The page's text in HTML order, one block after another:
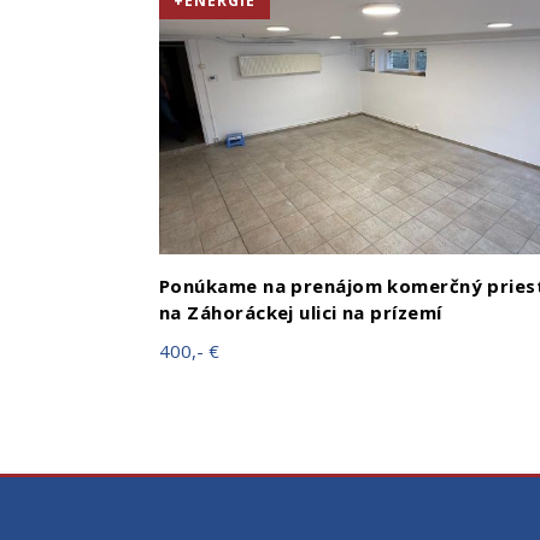
Ponúkame na prenájom komerčný
na Záhoráckej ulici na prízemí
400,- €